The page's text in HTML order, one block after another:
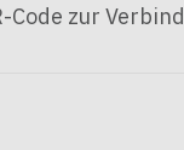
Code zur